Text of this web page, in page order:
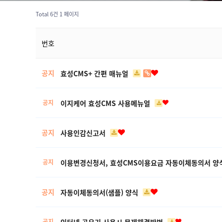
Total 6건 1 페이지
번호
공지 효성CMS+ 간편 매뉴얼
공지 이지케어 효성CMS 사용메뉴얼
공지 사용인감신고서
공지 이용변경신청서, 효성CMS이용요금 자동이체동의서
공지 자동이체동의서(샘플) 양식